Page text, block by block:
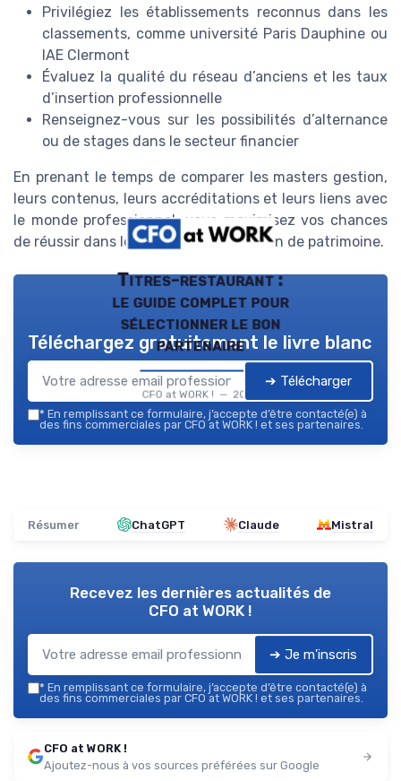
Privilégiez les établissements reconnus dans les
classements, comme université Paris Dauphine ou
IAE Clermont
Évaluez la qualité du réseau d’anciens et les taux
d’insertion professionnelle
Renseignez-vous sur les possibilités d’alternance
ou de stages dans le secteur financier
En prenant le temps de comparer les masters gestion,
leurs contenus, leurs accréditations et leurs liens avec
le monde professionnel, vous maximisez vos chances
de réussir dans le domaine de la gestion de patrimoine.
Titres-restaurant :
le guide complet pour
sélectionner le bon
partenaire
CFO at WORK ! — 2026
Téléchargez gratuitement le livre blanc
➔ Télécharger
* En remplissant ce formulaire, j’accepte d’être contacté(e) à
des fins commerciales par CFO at WORK ! et ses partenaires.
Résumer ChatGPT Claude Mistral
Recevez les dernières actualités de
CFO at WORK !
➔ Je m'inscris
* En remplissant ce formulaire, j’accepte d’être contacté(e) à
des fins commerciales par CFO at WORK ! et ses partenaires.
CFO at WORK !
Ajoutez-nous à vos sources préférées sur Google